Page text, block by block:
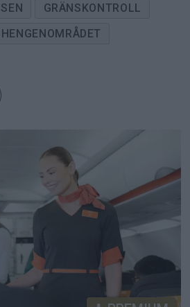
GRÄNSKONTROLL